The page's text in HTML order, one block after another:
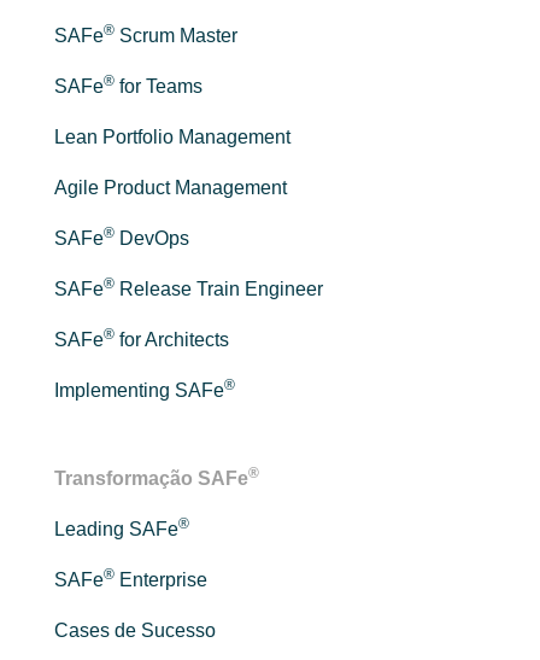
SAFe® Scrum Master
SAFe® for Teams
Lean Portfolio Management
Agile Product Management
SAFe® DevOps
SAFe® Release Train Engineer
SAFe® for Architects
Implementing SAFe®
Transformação SAFe®
Leading SAFe®
SAFe® Enterprise
Cases de Sucesso